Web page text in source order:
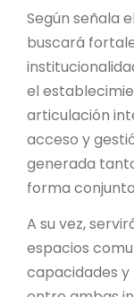
Según señala
buscará
el
articulación
acceso y
generada
forma
A su vez,
espacios
capacidades